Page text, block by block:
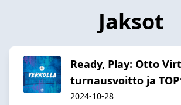
Jaksot
Ready, Play: Otto
turnausvoitto ja
2024-10-28